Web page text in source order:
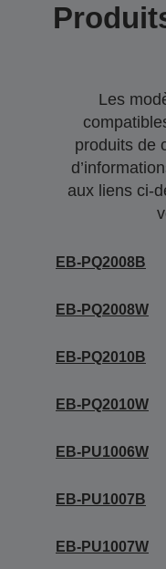
Les
produits de
aux liens ci-
EB-PQ2008B
EB-PQ2008W
EB-PQ2010B
EB-PQ2010W
EB-PU1006W
EB-PU1007B
EB-PU1007W